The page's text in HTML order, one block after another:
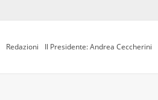
Redazioni Il Presidente: Andrea Ceccherini